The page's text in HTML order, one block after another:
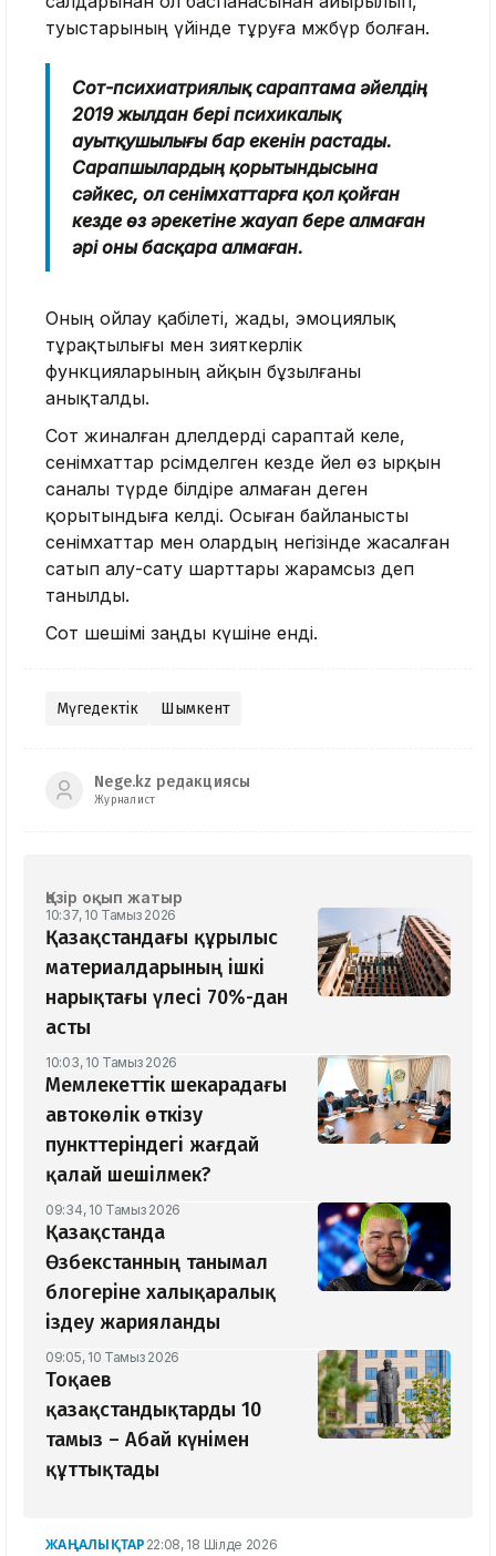
туыстарының үйінде тұруға мәжбүр болған.
Сот-психиатриялық сараптама әйелдің
2019 жылдан бері психикалық
ауытқушылығы бар екенін растады.
Сарапшылардың қорытындысына
сәйкес, ол сенімхаттарға қол қойған
кезде өз әрекетіне жауап бере алмаған
әрі оны басқара алмаған.
Оның ойлау қабілеті, жады, эмоциялық
тұрақтылығы мен зияткерлік
функцияларының айқын бұзылғаны
анықталды.
Сот жиналған дәлелдерді сараптай келе,
сенімхаттар рәсімделген кезде әйел өз ырқын
саналы түрде білдіре алмаған деген
қорытындыға келді. Осыған байланысты
сенімхаттар мен олардың негізінде жасалған
сатып алу-сату шарттары жарамсыз деп
танылды.
Сот шешімі заңды күшіне енді.
Мүгедектік Шымкент
Nege.kz редакциясы
Журналист
Қазір оқып жатыр
10:37, 10 Тамыз 2026
Қазақстандағы құрылыс
материалдарының ішкі
нарықтағы үлесі 70%-дан
асты
10:03, 10 Тамыз 2026
Мемлекеттік шекарадағы
автокөлік өткізу
пункттеріндегі жағдай
қалай шешілмек?
09:34, 10 Тамыз 2026
Қазақстанда
Өзбекстанның танымал
блогеріне халықаралық
іздеу жарияланды
09:05, 10 Тамыз 2026
Тоқаев
қазақстандықтарды 10
тамыз – Абай күнімен
құттықтады
ЖАҢАЛЫҚТАР 22:08, 18 Шілде 2026